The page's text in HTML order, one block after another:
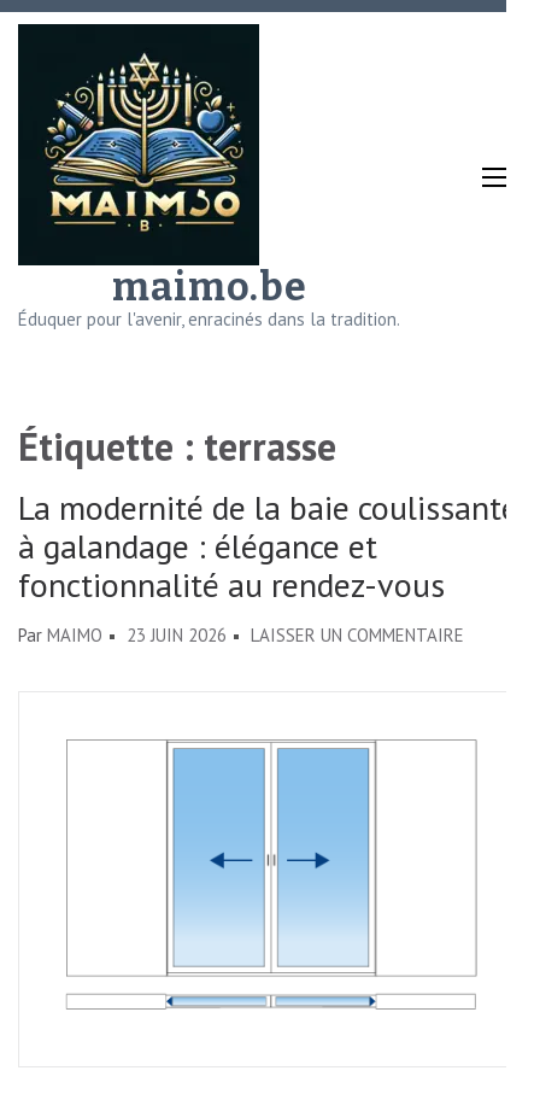
Aller
(Pressez
Entrée)
maimo.be
Éduquer pour l'avenir, enracinés dans la tradition.
Étiquette : terrasse
La modernité de la baie coulissante
à galandage : élégance et
fonctionnalité au rendez-vous
Par MAIMO 23 JUIN 2026 LAISSER UN COMMENTAIRE
DE
ET
AU